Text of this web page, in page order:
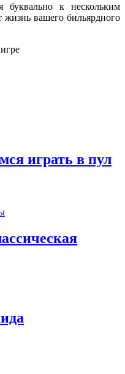
буквально к нескольким
жизнь вашего бильярдного
играть в пул